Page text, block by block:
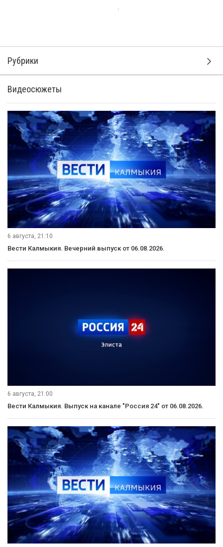
Рубрики
Видеосюжеты
6 августа, 21:10
Вести Калмыкия. Вечерний выпуск от 06.08.2026.
6 августа, 21:00
Вести Калмыкия. Выпуск на канале "Россия 24" от 06.08.2026.